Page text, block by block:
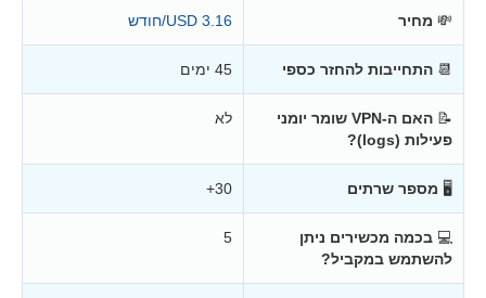
💸 מחיר 3.16 USD/חודש
📆 התחייבות להחזר כספי 45 ימים
📝
האם ה-VPN שומר יומני
פעילות (logs)?
לא
🖥 מספר שרתים 30+
💻 בכמה מכשירים ניתן
להשתמש במקביל?
5